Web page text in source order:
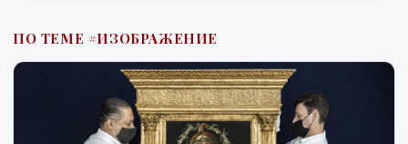
ПО ТЕМЕ #ИЗОБРАЖЕНИЕ